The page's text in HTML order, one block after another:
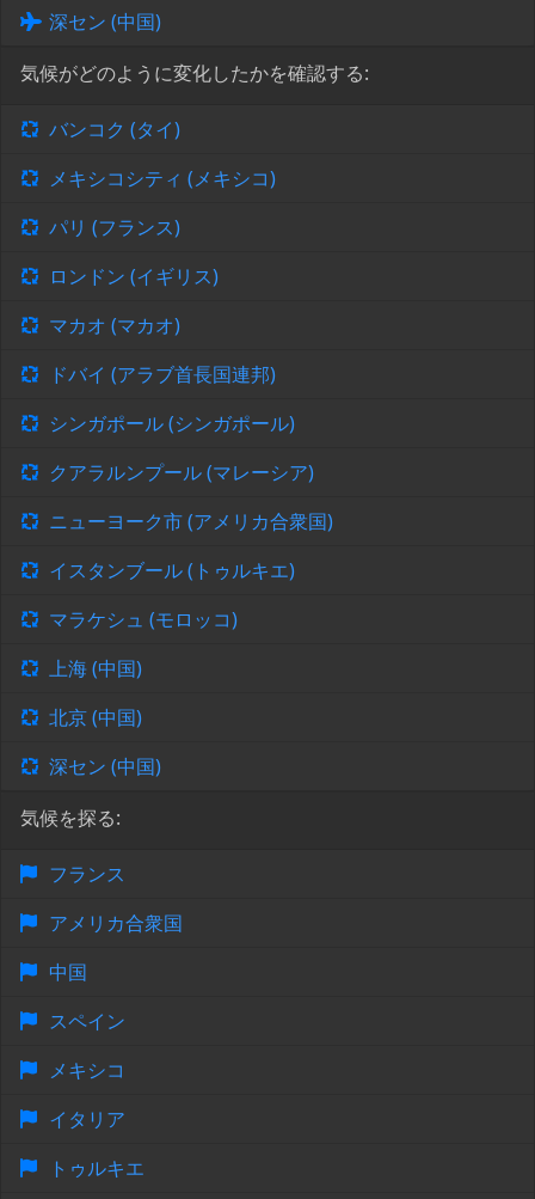
深セン (中国)
気候がどのように変化したかを確認する:
バンコク (タイ)
メキシコシティ (メキシコ)
パリ (フランス)
ロンドン (イギリス)
マカオ (マカオ)
ドバイ (アラブ首長国連邦)
シンガポール (シンガポール)
クアラルンプール (マレーシア)
ニューヨーク市 (アメリカ合衆国)
イスタンブール (トゥルキエ)
マラケシュ (モロッコ)
上海 (中国)
北京 (中国)
深セン (中国)
気候を探る:
フランス
アメリカ合衆国
中国
スペイン
メキシコ
イタリア
トゥルキエ